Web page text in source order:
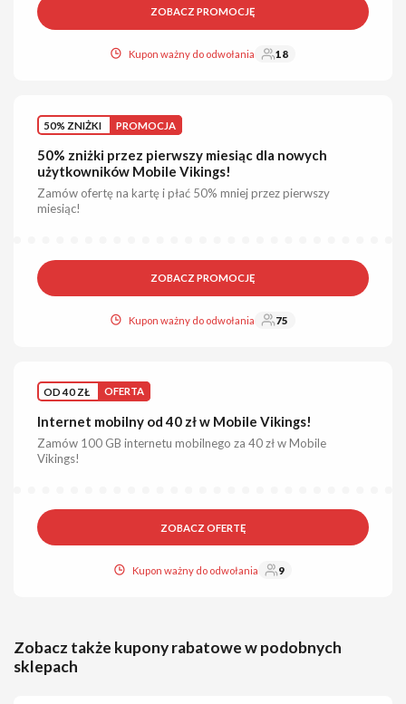
ZOBACZ PROMOCJĘ
Kupon ważny do odwołania 18
50% ZNIŻKI PROMOCJA
50% zniżki przez pierwszy miesiąc dla nowych
użytkowników Mobile Vikings!
Zamów ofertę na kartę i płać 50% mniej przez pierwszy
miesiąc!
ZOBACZ PROMOCJĘ
Kupon ważny do odwołania 75
OD 40 ZŁ OFERTA
Internet mobilny od 40 zł w Mobile Vikings!
Zamów 100 GB internetu mobilnego za 40 zł w Mobile
Vikings!
ZOBACZ OFERTĘ
Kupon ważny do odwołania 9
Zobacz także kupony rabatowe w podobnych
sklepach